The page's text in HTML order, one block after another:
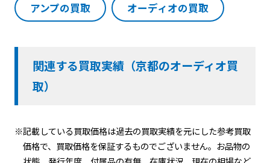
アンプの買取 オーディオの買取
関連する買取実績（京都のオーディオ買
取）
※記載している買取価格は過去の買取実績を元にした参考買取
価格で、買取価格を保証するものでございません。お品物の